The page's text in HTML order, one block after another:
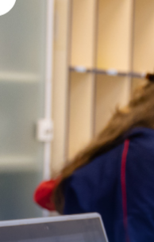
dias
School